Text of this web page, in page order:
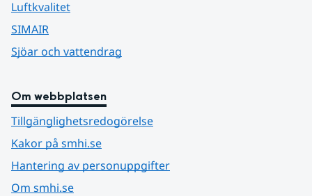
Luftkvalitet
SIMAIR
Sjöar och vattendrag
Om webbplatsen
Tillgänglighetsredogörelse
Kakor på smhi.se
Hantering av personuppgifter
Om smhi.se